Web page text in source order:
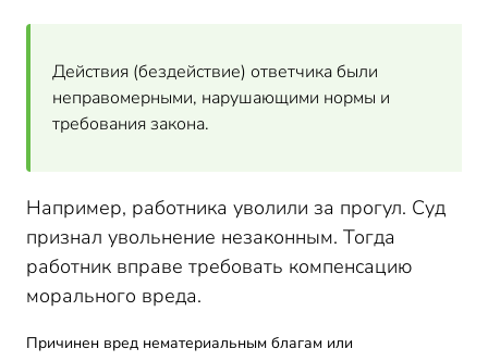
Действия (бездействие) ответчика были
неправомерными, нарушающими нормы и
требования закона.
Например, работника уволили за прогул. Суд
признал увольнение незаконным. Тогда
работник вправе требовать компенсацию
морального вреда.
Причинен вред нематериальным благам или